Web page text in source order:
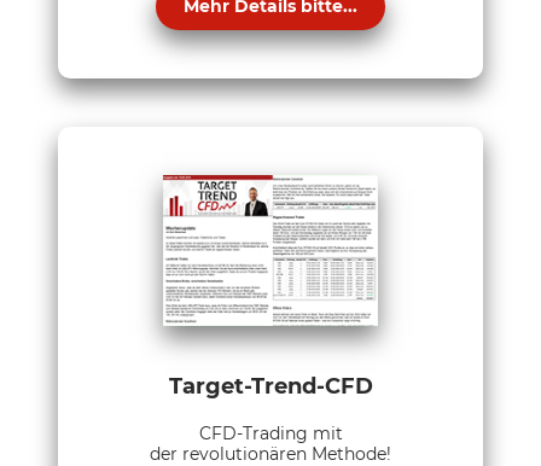
Mehr Details bitte...
Target-Trend-CFD
CFD-Trading mit
der revolutionären Methode!